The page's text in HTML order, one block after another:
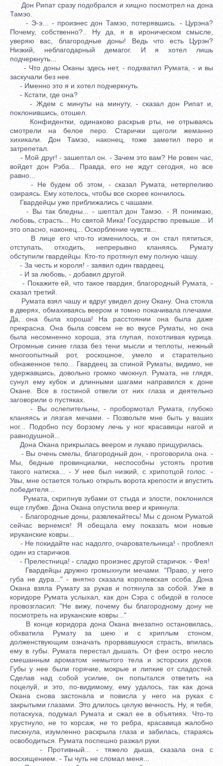
Дон Рипат сразу подобрался и хищно посмотрел на дона
Тамэо.
- Э-э... - произнес дон Тамэо, потерявшись. - Цурэна?
Почему, собственно?.. Ну да, я в ироническом смысле,
уверяю вас, благородные доны! Ведь что есть Цурэн?
Низкий, неблагодарный демагог. И я хотел лишь
подчеркнуть...
- Что доны Оканы здесь нет, - подхватил Румата, - и вы
заскучали без нее.
- Именно это я и хотел подчеркнуть.
- Кстати, где она?
- Ждем с минуты на минуту, - сказал дон Рипат и,
поклонившись, отошел.
Конфидентки, одинаково раскрыв рты, не отрываясь
смотрели на белое перо. Старички щеголи жеманно
хихикали. Дон Тамэо, наконец, тоже заметил перо и
затрепетал.
- Мой друг! - зашептал он. - Зачем это вам? Не ровен час,
войдет дон Рэба... Правда, его не ждут сегодня, но все
равно...
- Не будем об этом, - сказал Румата, нетерпеливо
озираясь. Ему хотелось, чтобы все скорее кончилось.
Гвардейцы уже приближались с чашами.
- Вы так бледны... - шептал дон Тамэо. - Я понимаю,
любовь, страсть... Но святой Мика! Государство превыше... И
это опасно, наконец... Оскорбление чувств...
В лице его что-то изменилось, и он стал пятиться,
отступать, отходить, непрерывно кланяясь. Румату
обступили гвардейцы. Кто-то протянул ему полную чашу.
- За честь и короля! - заявил один гвардеец.
- И за любовь, - добавил другой.
- Покажите ей, что такое гвардия, благородный Румата, -
сказал третий.
Румата взял чашу и вдруг увидел дону Окану. Она стояла
в дверях, обмахиваясь веером и томно покачивала плечами.
Да, она была хороша! На расстоянии она была даже
прекрасна. Она была совсем не во вкусе Руматы, но она
была несомненно хороша, эта глупая, похотливая курица.
Огромные синие глаза без тени мысли и теплоты, нежный
многоопытный рот, роскошное, умело и старательно
обнаженное тело... Гвардеец за спиной Руматы, видимо, не
удержавшись, довольно громко чмокнул. Румата, не глядя,
сунул ему кубок и длинными шагами направился к доне
Окане. Все в гостиной отвели от них глаза и деятельно
заговорили о пустяках.
- Вы ослепительны, - пробормотал Румата, глубоко
кланяясь и лязгая мечами. - Позвольте мне быть у ваших
ног... Подобно псу борзому лечь у ног красавицы нагой и
равнодушной...
Дона Окана прикрылась веером и лукаво прищурилась.
- Вы очень смелы, благородный дон, - проговорила она. -
Мы, бедные провинциалки, неспособны устоять против
такого натиска... - У нее был низкий, с хрипотцой голос. -
Увы, мне остается только открыть ворота крепости и впустить
победителя...
Румата, скрипнув зубами от стыда и злости, поклонился
еще глубже. Дона Окана опустила веер и крикнула:
- Благородные доны, развлекайтесь! Мы с доном Руматой
сейчас вернемся! Я обещала ему показать мои новые
ируканские ковры...
- Не покидайте нас надолго, очаровательница! - проблеял
один из старичков.
- Прелестница! - сладко произнес другой старичок. - Фея!
Гвардейцы дружно громыхнули мечами. "Право, у него
губа не дура..." - внятно сказала королевская особа. Дона
Окана взяла Румату за рукав и потянула за собой. Уже в
коридоре Румата услыхал, как дон Сэра с обидой в голосе
провозгласил: "Не вижу, почему бы благородному дону не
посмотреть на ируканские ковры..."
В конце коридора дона Окана внезапно остановилась,
обхватила Румату за шею и с хриплым стоном,
долженствующим означать прорвавшуюся страсть, впилась
ему в губы. Румата перестал дышать. От феи остро несло
смешанным ароматом немытого тела и эсторских духов.
Губы у нее были горячие, мокрые и липкие от сладостей.
Сделав над собой усилие, он попытался ответить на
поцелуй, и это, по-видимому, ему удалось, так как дона
Окана снова застонала и повисла у него на руках с
закрытыми глазами. Это длилось целую вечность. Ну, я тебя,
потаскуха, подумал Румата и сжал ее в объятиях. Что-то
хрустнуло, не то корсаж, не то ребра, красавица жалобно
пискнула, изумленно раскрыла глаза и забилась, стараясь
освободиться. Румата поспешно разжал руки.
- Противный... - тяжело дыша, сказала она с
восхищением. - Ты чуть не сломал меня...